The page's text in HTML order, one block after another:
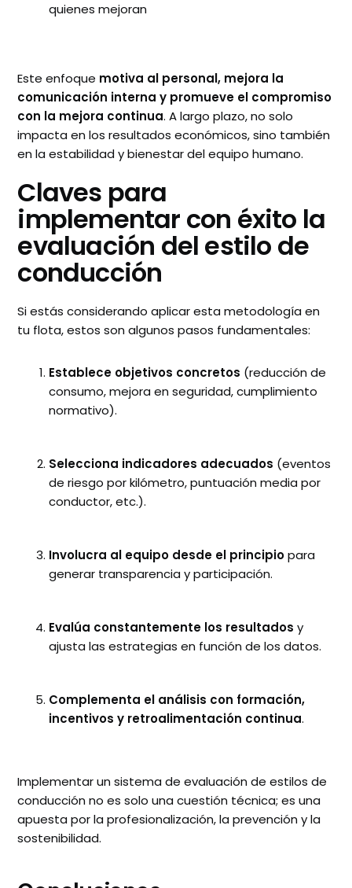
quienes mejoran
Este enfoque motiva al personal, mejora la
comunicación interna y promueve el compromiso
con la mejora continua. A largo plazo, no solo
impacta en los resultados económicos, sino también
en la estabilidad y bienestar del equipo humano.
Claves para
implementar con éxito la
evaluación del estilo de
conducción
Si estás considerando aplicar esta metodología en
tu flota, estos son algunos pasos fundamentales:
Establece objetivos concretos (reducción de
consumo, mejora en seguridad, cumplimiento
normativo).
Selecciona indicadores adecuados (eventos
de riesgo por kilómetro, puntuación media por
conductor, etc.).
Involucra al equipo desde el principiopara
generar transparencia y participación.
Evalúa constantemente los resultados y
ajusta las estrategias en función de los datos.
Complementa el análisis con formación,
incentivos y retroalimentación continua.
Implementar un sistema de evaluación de estilos de
conducción no es solo una cuestión técnica; es una
apuesta por la profesionalización, la prevención y la
sostenibilidad.